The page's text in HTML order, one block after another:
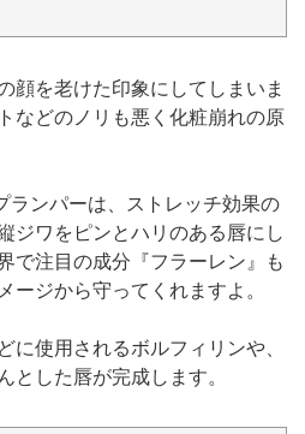
顔を老けた印象にしてしまいま
などのノリも悪く化粧崩れの原
ンパーは、ストレッチ効果の
ジワをピンとハリのある唇にし
で注目の成分『フラーレン』も
ージから守ってくれますよ。
に使用されるボルフィリンや、
とした唇が完成します。